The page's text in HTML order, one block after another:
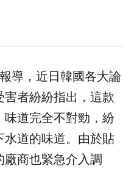
導，近日 韓國各大論
者紛紛指出，這款
道完全不對勁，紛
水道的味道。由於貼
商也緊急介入調